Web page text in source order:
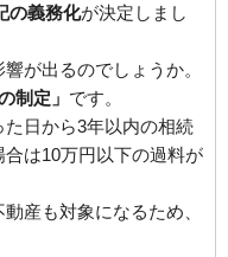
の義務化が決定しまし
が出るのでしょうか。
制定」 です。
日から3年以内の相続
は10万円以下の過料が
産も対象になるため、